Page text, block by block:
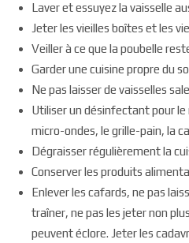
Laver et essuyez la vaisselle
Jeter les vieilles boîtes et les
Veiller à ce que la poubelle
Garder une cuisine propre du
Ne pas laisser de vaisselles
Utiliser un désinfectant pour
micro-ondes, le grille-pain, la
Dégraisser régulièrement la
Conserver les produits
Enlever les cafards, ne pas
traîner, ne pas les jeter non
peuvent éclore. Jeter les